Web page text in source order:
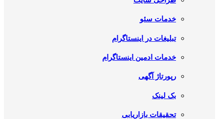
خدمات سئو
تبلیغات در اینستاگرام
خدمات ادمین اینستاگرام
رپورتاژ آگهی
بک لینک
تحقیقات بازاریابی